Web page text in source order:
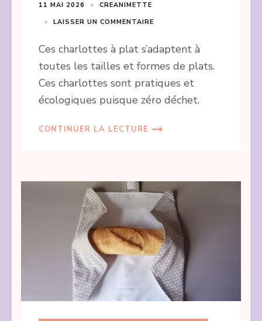
11 MAI 2026
CREANIMETTE
LAISSER UN COMMENTAIRE
Ces charlottes à plat s’adaptent à
toutes les tailles et formes de plats.
Ces charlottes sont pratiques et
écologiques puisque zéro déchet.
CONTINUER LA LECTURE